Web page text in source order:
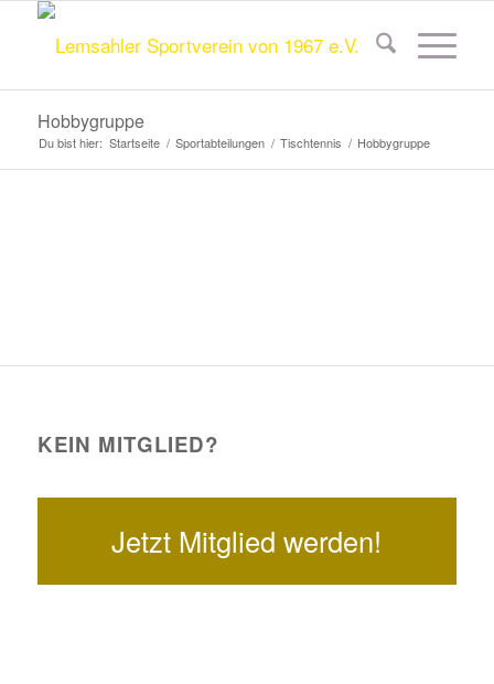
Hobbygruppe
Du bist hier: Startseite / Sportabteilungen / Tischtennis / Hobbygruppe
KEIN MITGLIED?
Jetzt Mitglied werden!